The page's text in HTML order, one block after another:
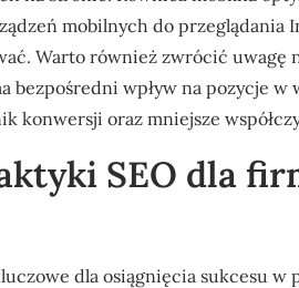
mobilnych do przeglądania
Warto również zwrócić uwagę
bezpośredni wpływ na pozycje w
konwersji oraz mniejsze
SEO dla
dla osiągnięcia sukcesu w